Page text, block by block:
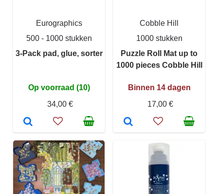
Eurographics
500 - 1000 stukken
3-Pack pad, glue, sorter
Op voorraad (10)
34,00 €
Cobble Hill
1000 stukken
Puzzle Roll Mat up to
1000 pieces Cobble Hill
Binnen 14 dagen
17,00 €